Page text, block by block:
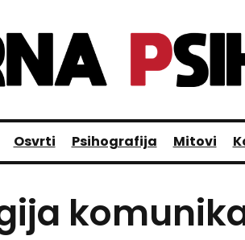
Osvrti Psihografija Mitovi